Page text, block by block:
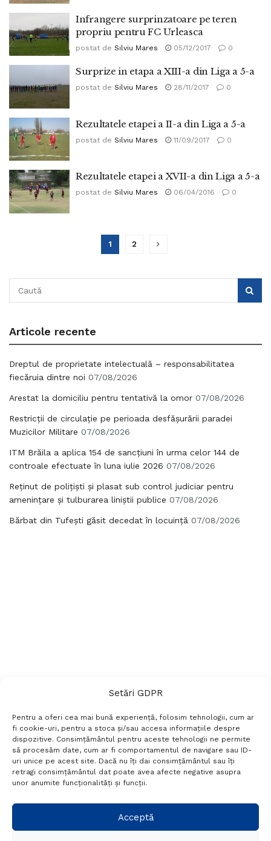
Setări GDPR
Pentru a oferi cea mai bună experiență, folosim tehnologii, cum ar
fi cookie-uri, pentru a stoca și/sau accesa informațiile despre
dispozitive. Consimțământul pentru aceste tehnologii ne permite
să procesăm date, cum ar fi comportamentul de navigare sau ID-
uri unice pe acest site. Dacă nu îți dai consimțământul sau îți
retragi consimțământul dat poate avea afecte negative asupra
unor anumite funcționalități și funcții.
Acceptă
Infrangere surprinzatoare pe teren
propriu pentru FC Urleasca
postat de Silviu Mares 05/12/2017 0
Surprize in etapa a XIII-a din Liga a 5-a
postat de Silviu Mares 28/11/2017 0
Rezultatele etapei a II-a din Liga a 5-a
postat de Silviu Mares 11/09/2017 0
Rezultatele etapei a XVII-a din Liga a 5-a
postat de Silviu Mares 06/04/2016 0
1 2
Articole recente
Dreptul de proprietate intelectuală – responsabilitatea
fiecăruia dintre noi 07/08/2026
Arestat la domiciliu pentru tentativă la omor 07/08/2026
Restricții de circulație pe perioada desfășurării paradei
Muzicilor Militare 07/08/2026
ITM Brăila a aplica 154 de sancțiuni în urma celor 144 de
controale efectuate în luna iulie 2026 07/08/2026
Reținut de polițiști și plasat sub control judiciar pentru
amenințare și tulburarea liniștii publice 07/08/2026
Bărbat din Tufești găsit decedat în locuință 07/08/2026
Termeni si conditii
Politică de confidențialitate
Politica cookies
Setări GDPR
+40 788 760 194